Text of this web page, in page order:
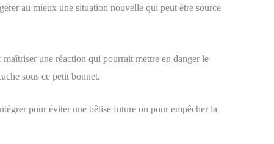
au mieux une situation nouvelle qui peut être source
une réaction qui pourrait mettre en danger le
sous ce petit bonnet.
pour éviter une bêtise future ou pour empêcher la